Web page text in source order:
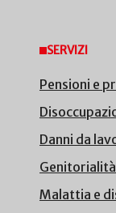
SERVIZI
Pensioni e
Danni da
Genitorialità
Malattia e